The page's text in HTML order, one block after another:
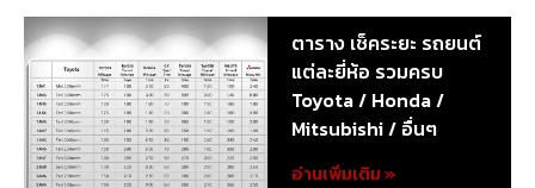
ตาราง เช็คระยะ รถยนต์
แต่ละยี่ห้อ รวมครบ
Toyota / Honda /
Mitsubishi / อื่นๆ
อ่านเพิ่มเติม »